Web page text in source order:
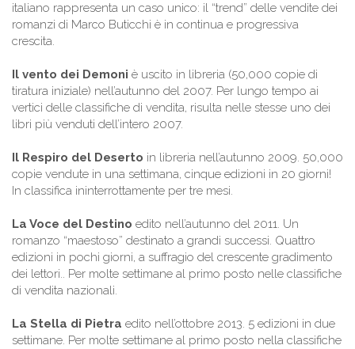
italiano rappresenta un caso unico: il “trend” delle vendite dei
romanzi di Marco Buticchi è in continua e progressiva
crescita.
Il vento dei Demoni è uscito in libreria (50,000 copie di
tiratura iniziale) nell’autunno del 2007. Per lungo tempo ai
vertici delle classifiche di vendita, risulta nelle stesse uno dei
libri più venduti dell’intero 2007.
Il Respiro del Deserto in libreria nell’autunno 2009. 50,000
copie vendute in una settimana, cinque edizioni in 20 giorni!
In classifica ininterrottamente per tre mesi.
La Voce del Destino edito nell’autunno del 2011. Un
romanzo “maestoso” destinato a grandi successi. Quattro
edizioni in pochi giorni, a suffragio del crescente gradimento
dei lettori.. Per molte settimane al primo posto nelle classifiche
di vendita nazionali.
La Stella di Pietra edito nell’ottobre 2013. 5 edizioni in due
settimane. Per molte settimane al primo posto nella classifiche